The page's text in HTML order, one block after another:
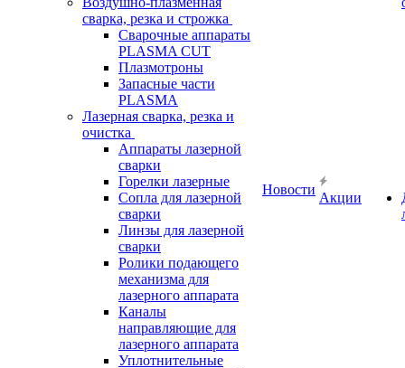
сварка, резка и строжка
Сварочные аппараты
PLASMA CUT
Плазмотроны
Запасные части
PLASMA
Лазерная сварка, резка и
очистка
Аппараты лазерной
сварки
Горелки лазерные
Сопла для лазерной
сварки
Линзы для лазерной
сварки
Ролики подающего
механизма для
лазерного аппарата
Каналы
направляющие для
лазерного аппарата
Уплотнительные
Новости
Акции